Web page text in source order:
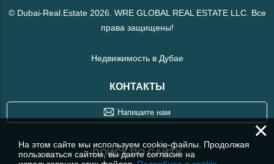
© Dubai-Real.Estate 2026. WRE GLOBAL REAL ESTATE LLC. Все
права защищены!
Недвижимость в Дубае
КОНТАКТЫ
Напишите нам
ПОИСК ПО САЙТУ
×
На этом сайте мы используем cookie-файлы. Продолжая
пользоваться сайтом, вы даете согласие на